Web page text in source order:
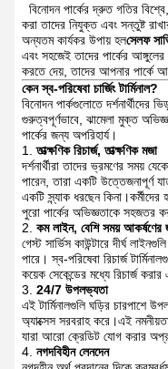
বিনোদন পার্কের দ্রুত গতির
করা তাদের নিযুক্ত এবং সন্তুষ্ট
অন্যতম কার্যকর উপায় হলসেলফ
এবং সহজেই তাদের পার্কের
করতে দেয়, তাদের আপনার পার্কে
কেন স্ব-পরিষেবা চার্জিং টার্মিনাল?
বিনোদন পার্কগুলোতে দর্শনার্থীদের
গুরুত্বপূর্ণভাবে, ঝামেলা মুক্ত
পার্কের জন্য অপরিহার্য।
তাত্ক্ষণিক রিচার্জ, তাত্ক্ষণিক মজা
দর্শনার্থীরা তাদের ভ্রমণের সময়
পারেন, তারা একটি উত্তেজনাপূর্ণ
একটি স্ন্যাক ধরছেন
পুরো পার্কের অভিজ্ঞতাকে সহজতর
কম লাইন, বেশি সময় আকর্ষণের
গেস্ট সার্ভিস কাউন্টারে দীর্ঘ
পারে। স্ব-পরিষেবা রিচার্জ
কয়েক সেকেন্ডের মধ্যে রিচার্জ
24/7 উপলভ্যতা
এই টার্মিনালগুলি ঘড়ির চারপাশে
অ্যাক্সেস সরবরাহ করে।এই
যারা আরো ক্রেডিট যোগ করার
নগদবিহীন লেনদেন